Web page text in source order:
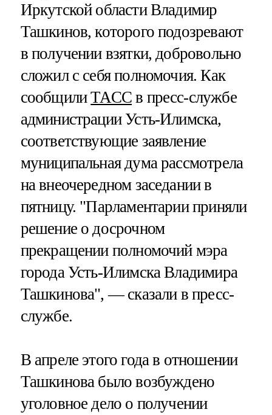
Иркутской области Владимир
Ташкинов, которого подозревают
в получении взятки, добровольно
сложил с себя полномочия. Как
сообщилиТАСС в пресс-службе
администрации Усть-Илимска,
соответствующие заявление
муниципальная дума рассмотрела
на внеочередном заседании в
пятницу. "Парламентарии приняли
решение о досрочном
прекращении полномочий мэра
города Усть-Илимска Владимира
Ташкинова", — сказали в пресс-
службе.
В апреле этого года в отношении
Ташкинова было возбуждено
уголовное дело о получении